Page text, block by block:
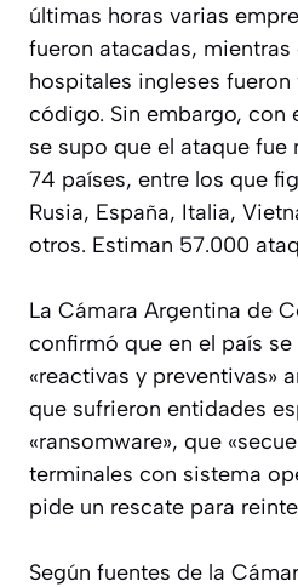
últimas horas varias
fueron atacadas, mientras
hospitales ingleses
código. Sin embargo, con
se supo que el ataque fue
74 países, entre los que
Rusia, España, Italia,
otros. Estiman 57.000
La Cámara Argentina de
confirmó que en el país
«reactivas y preventivas»
que sufrieron entidades
«ransomware», que
terminales con sistema
pide un rescate para
Según fuentes de la